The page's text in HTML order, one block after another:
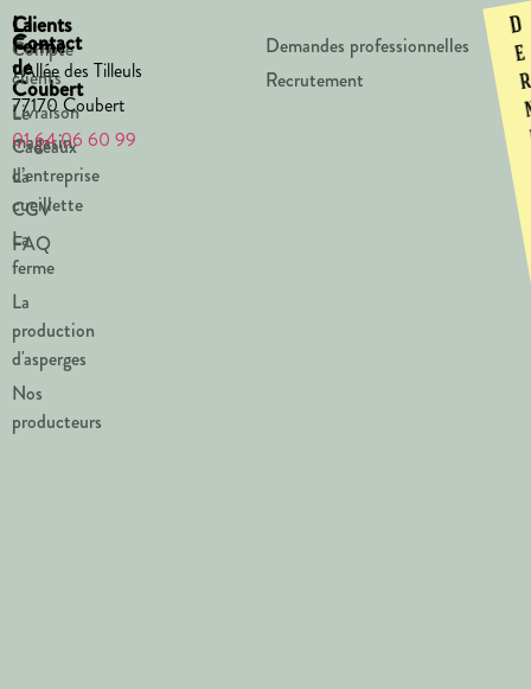
La
Ferme
de
Coubert
Le
magasin
La
cueillette
La
ferme
La
production
d'asperges
Nos
producteurs
Clients
Compte
clients
Livraison
Cadeaux
d’entreprise
CGV
FAQ
Contact
1 Allée des Tilleuls
77170 Coubert
01 64 06 60 99
Demandes professionnelles
Recrutement
D
e